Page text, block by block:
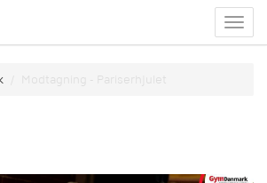
menu
Modtagning - Pariserhjulet